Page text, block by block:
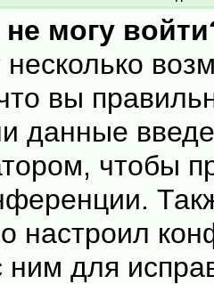
могу
вы
данные
чтобы
настроил
ним для